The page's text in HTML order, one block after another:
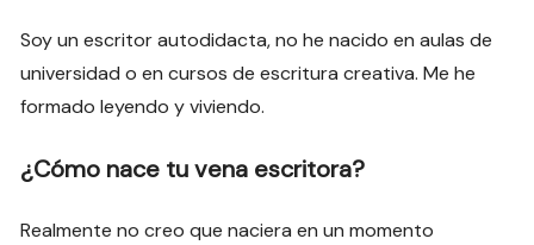
Soy un escritor autodidacta, no he nacido en aulas de
universidad o en cursos de escritura creativa. Me he
formado leyendo y viviendo.
¿Cómo nace tu vena escritora?
Realmente no creo que naciera en un momento